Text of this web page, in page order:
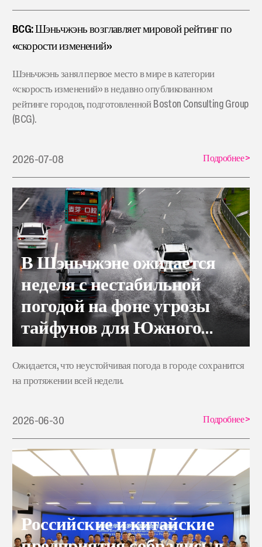
BCG: Шэньчжэнь возглавляет мировой рейтинг по
«скорости изменений»
Шэньчжэнь занял первое место в мире в категории
«скорость изменений» в недавно опубликованном
рейтинге городов, подготовленной Boston Consulting Group
(BCG).
2026-07-08 Подробнее>
В Шэньчжэне ожидается
неделя с нестабильной
погодой на фоне угрозы
тайфунов для Южного
Китая
Ожидается, что неустойчивая погода в городе сохранится
на протяжении всей недели.
2026-06-30 Подробнее>
Российские и китайские